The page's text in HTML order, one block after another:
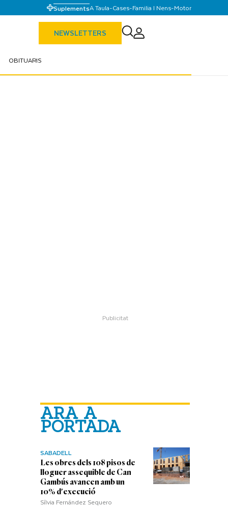
SuplementsA Taula-Cases-Familia I Nens-Motor
NEWSLETTERS
OBITUARIS
ARA A
PORTADA
SABADELL
Les obres dels 108 pisos de
lloguer assequible de Can
Gambús avancen amb un
10% d'execució
Sílvia Fernández Sequero